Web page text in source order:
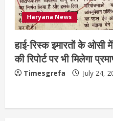
Haryana News
हाई-रिस्क इमारतों के ओसी में
की रिपोर्ट पर भी मिलेगा
Timesgrefa July 24,